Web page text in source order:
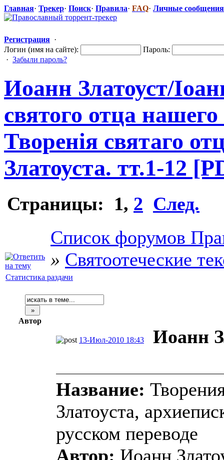
Главная· Трекер· Поиск· Правила· FAQ· Личные сообщения
Регистрация ·
Логин (имя на сайте):
Пароль:
· Забыли пароль?
Иоанн Златоуст/Iоа
святого отца
Творенiя святаго
Златоуста. тт.1-12
Страницы: 1, 2 След.
Список форумов
» Святоотеческие
Статистика раздачи
Автор
13-Июл-2010 18:43 Иоанн
Название:
Златоуста,
русском переводе
Автор: Иоанн